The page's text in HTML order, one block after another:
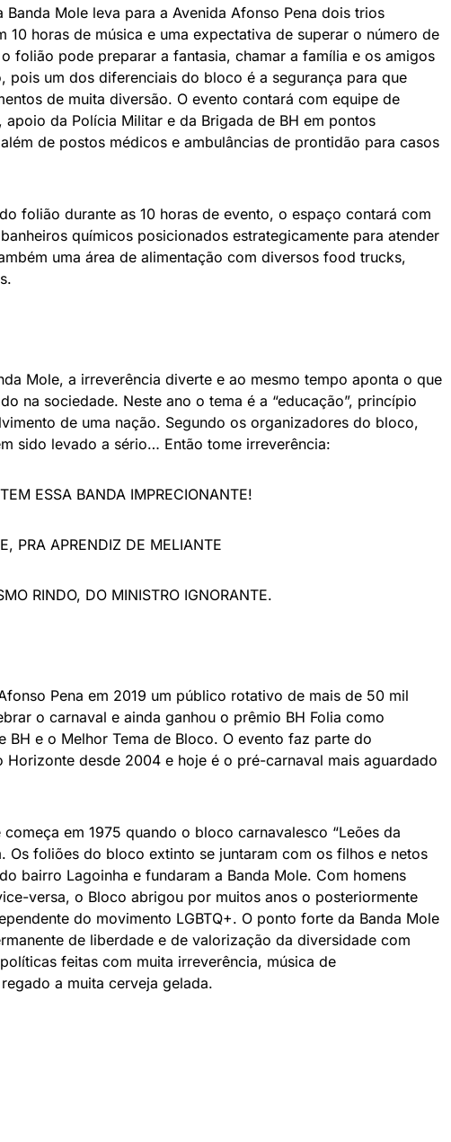
Banda Mole leva para a Avenida Afonso Pena dois trios
10 horas de música e uma expectativa de superar o número de
folião pode preparar a fantasia, chamar a família e os amigos
pois um dos diferenciais do bloco é a segurança para que
de muita diversão. O evento contará com equipe de
apoio da Polícia Militar e da Brigada de BH em pontos
de postos médicos e ambulâncias de prontidão para casos
folião durante as 10 horas de evento, o espaço contará com
químicos posicionados estrategicamente para atender
uma área de alimentação com diversos food trucks,
Mole, a irreverência diverte e ao mesmo tempo aponta o que
na sociedade. Neste ano o tema é a “educação”, princípio
de uma nação. Segundo os organizadores do bloco,
sido levado a sério… Então tome irreverência:
ESSA BANDA IMPRECIONANTE!
PRA APRENDIZ DE MELIANTE
RINDO, DO MINISTRO IGNORANTE.
Pena em 2019 um público rotativo de mais de 50 mil
o carnaval e ainda ganhou o prêmio BH Folia como
BH e o Melhor Tema de Bloco. O evento faz parte do
Horizonte desde 2004 e hoje é o pré-carnaval mais aguardado
em 1975 quando o bloco carnavalesco “Leões da
Os foliões do bloco extinto se juntaram com os filhos e netos
bairro Lagoinha e fundaram a Banda Mole. Com homens
versa, o Bloco abrigou por muitos anos o posteriormente
do movimento LGBTQ+. O ponto forte da Banda Mole
de liberdade e de valorização da diversidade com
feitas com muita irreverência, música de
a muita cerveja gelada.